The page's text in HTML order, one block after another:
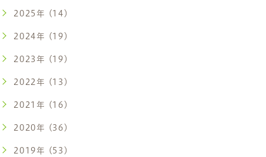
2025年 (14)
2024年 (19)
2023年 (19)
2022年 (13)
2021年 (16)
2020年 (36)
2019年 (53)